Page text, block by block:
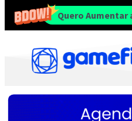
Quero Aumentar